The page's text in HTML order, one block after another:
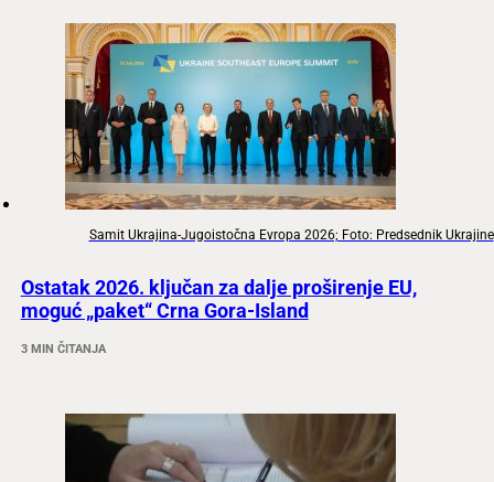
Samit Ukrajina-Jugoistočna Evropa 2026; Foto: Predsednik Ukrajine
Ostatak 2026. ključan za dalje proširenje EU,
moguć „paket“ Crna Gora-Island
3 MIN ČITANJA